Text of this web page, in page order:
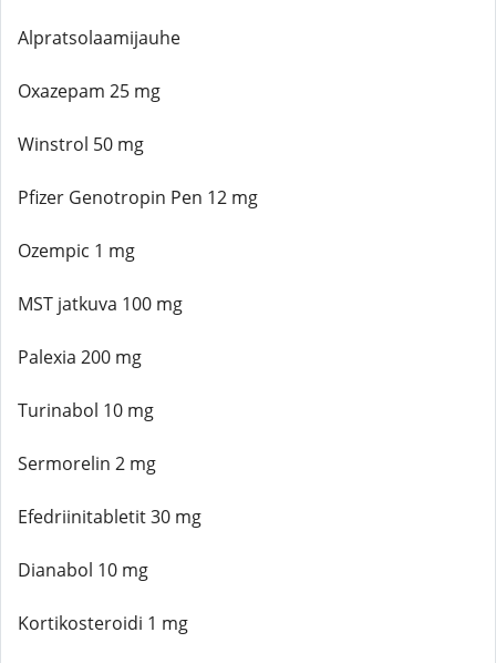
Alpratsolaamijauhe
Oxazepam 25 mg
Winstrol 50 mg
Pfizer Genotropin Pen 12 mg
Ozempic 1 mg
MST jatkuva 100 mg
Palexia 200 mg
Turinabol 10 mg
Sermorelin 2 mg
Efedriinitabletit 30 mg
Dianabol 10 mg
Kortikosteroidi 1 mg